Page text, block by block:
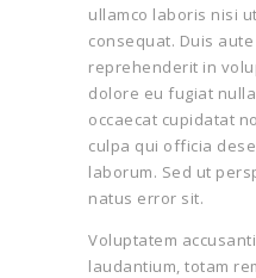
ullamco laboris nisi
consequat. Duis
reprehenderit in
dolore eu fugiat
occaecat cupidatat
culpa qui officia
laborum. Sed ut
natus error sit.
Voluptatem
laudantium, totam